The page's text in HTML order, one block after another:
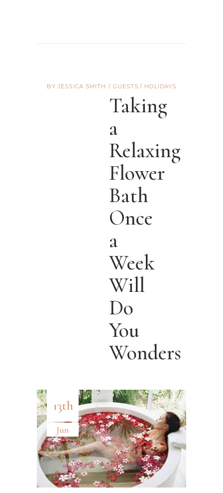
BYJESSICA SMITH GUESTS HOLIDAYS
Taking
a
Relaxing
Flower
Bath
Once
a
Week
Will
Do
You
Wonders
13th
Jun